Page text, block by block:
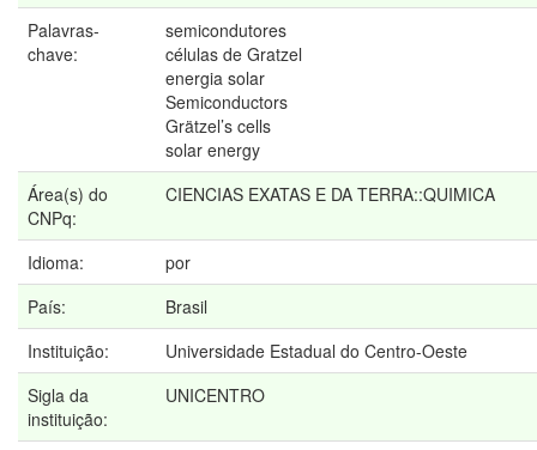
Palavras-
chave:
semicondutores
células de Gratzel
energia solar
Semiconductors
Grätzel’s cells
solar energy
Área(s) do
CNPq:
CIENCIAS EXATAS E DA TERRA::QUIMICA
Idioma:
por
País:
Brasil
Instituição:
Universidade Estadual do Centro-Oeste
Sigla da
instituição:
UNICENTRO